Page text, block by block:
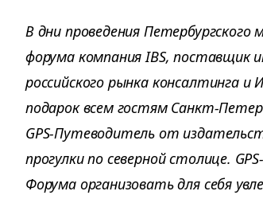
В дни проведения Петербургского
форума компания IBS, поставщик
российского рынка консалтинга и
подарок всем гостям Санкт-
GPS-Путеводитель от
прогулки по северной столице.
Форума организовать для себя